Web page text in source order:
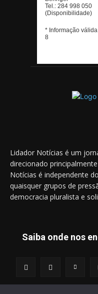
Lidador Notícias é um
direcionado
Notícias é independente
quaisquer grupos de
democracia pluralista e
Saiba onde nos